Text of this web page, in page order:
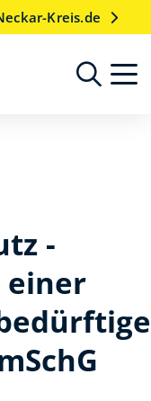
Kreis.de
-
einer